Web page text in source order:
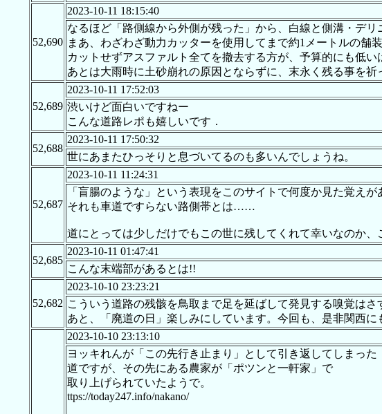
52,690
2023-10-11 18:15:40
なるほど「路側線から外側が残った」から、白線と側溝・デリ
まあ、わざわざ動力カッターを使用してまで約1メートルの舗
カットせずアスファルト全てを撤去する方が、予算的にも低い
あとは大雨時に土砂崩れの原因とならずに、末永く残る事を祈
52,689
2023-10-11 17:52:03
渋いけど面白いですねー
こんな道路レポも嬉しいです．
52,688
2023-10-11 17:50:32
世にあまたひっそりと息づいてるのも多いんでしょうね。
52,687
2023-10-11 11:24:31
「盲腸のような」という表現をこのサイトで何度か見た覚え
それも車道ですらない路側帯とは……
道にとっては少しだけでもこの世に残してくれて幸いなのか
52,685
2023-10-11 01:47:41
こんな末端部があるとは!!
52,682
2023-10-10 23:23:21
こういう道路の残骸を鳥取まで足を延ばして発見する嗅覚はさ
あと、「廃道の日」楽しみにしています。今回も、是非関西に
2023-10-10 23:13:10
ヨッキれんが「この先行き止まり」として引き返してしまった
道ですが、その先にある農家が「ポツンと一軒家」で
取り上げられていたようで。
ttps://today247.info/nakano/